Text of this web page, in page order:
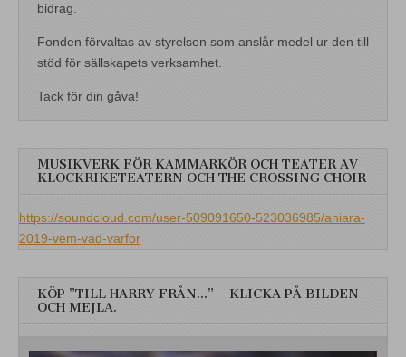
bidrag.
Fonden förvaltas av styrelsen som anslår medel ur den till
stöd för sällskapets verksamhet.
Tack för din gåva!
MUSIKVERK FÖR KAMMARKÖR OCH TEATER AV
KLOCKRIKETEATERN OCH THE CROSSING CHOIR
https://soundcloud.com/user-509091650-523036985/aniara-
2019-vem-vad-varfor
KÖP ”TILL HARRY FRÅN…” – KLICKA PÅ BILDEN
OCH MEJLA.